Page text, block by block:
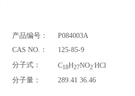
产品编号：
P084003A
CAS NO.：
125-85-9
分子式：
C18H27NO2
.HCl
分子量：
289.41 36.46